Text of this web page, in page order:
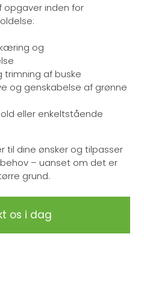
opgaver inden for
og
trimning af buske
og genskabelse af grønne
eller enkeltstående
til dine ønsker og tilpasser
– uanset om det er
grund.
os i dag